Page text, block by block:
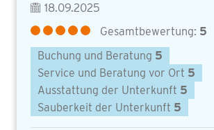
18.09.2025
Gesamtbewertung: 5
Buchung und Beratung 5
Service und Beratung vor Ort 5
Ausstattung der Unterkunft 5
Sauberkeit der Unterkunft 5